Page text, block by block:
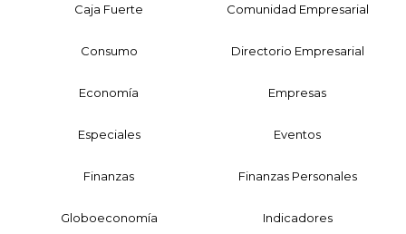
Caja Fuerte Comunidad Empresarial
Consumo Directorio Empresarial
Economía Empresas
Especiales Eventos
Finanzas Finanzas Personales
Globoeconomía Indicadores